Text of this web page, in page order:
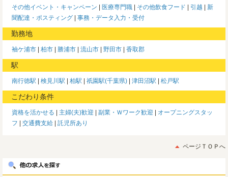
その他イベント・キャンペーン 医療専門職 その他飲食フード 引越
新
聞配達・ポスティング
事務・データ入力・受付
勤務地
袖ケ浦市 柏市 勝浦市 流山市 野田市 香取郡
駅
南行徳駅 検見川駅 柏駅 祇園駅(千葉県) 津田沼駅 松戸駅
こだわり条件
資格を活かせる 主婦(夫)歓迎 副業・Ｗワーク歓迎
オープニングスタッ
フ
交通費支給 託児所あり
ページＴＯＰへ